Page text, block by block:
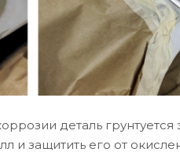
деталь
и защитить его от